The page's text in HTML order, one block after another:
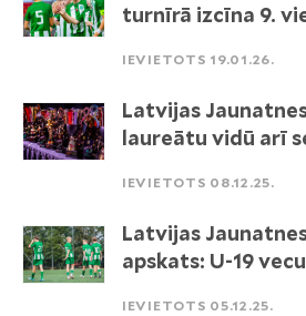
turnīrā izcīna 9.
IEVIETOTS 19.01.26.
Latvijas
laureātu vidū arī
IEVIETOTS 08.12.25.
Latvijas
apskats: U-19
IEVIETOTS 05.12.25.